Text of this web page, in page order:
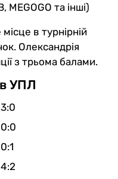
та інші)
в турнірній
Олександрія
з трьома балами.
в УПЛ